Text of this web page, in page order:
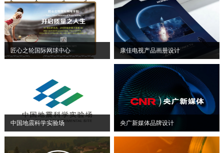
匠心之轮国际网球中心 康佳电视产品画册设计
中国地震科学实验场 央广新媒体品牌设计